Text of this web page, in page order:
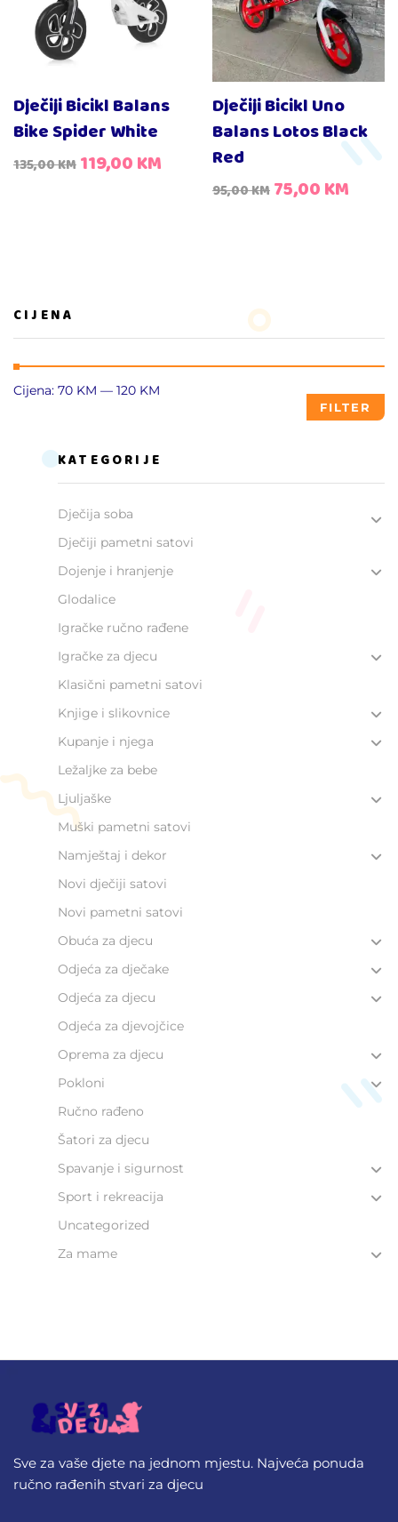
CIJENA
FILTER
Cijena: 70 KM — 120 KM
KATEGORIJE
Dječija soba
Dječiji pametni satovi
Dojenje i hranjenje
Glodalice
Igračke ručno rađene
Igračke za djecu
Klasični pametni satovi
Knjige i slikovnice
Kupanje i njega
Ležaljke za bebe
Ljuljaške
Muški pametni satovi
Namještaj i dekor
Novi dječiji satovi
Novi pametni satovi
Obuća za djecu
Odjeća za dječake
Odjeća za djecu
Odjeća za djevojčice
Oprema za djecu
Pokloni
Ručno rađeno
Šatori za djecu
Spavanje i sigurnost
Sport i rekreacija
Uncategorized
Za mame
Dječiji Bicikl Balans
Bike Spider White
135,00KM 119,00KM
Dječiji Bicikl Uno
Balans Lotos Black
Red
95,00KM 75,00KM
Sve za vaše djete na jednom mjestu. Najveća ponuda
ručno rađenih stvari za djecu